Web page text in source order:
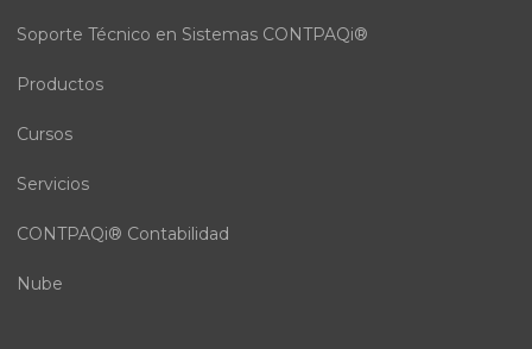
Soporte Técnico en Sistemas CONTPAQi®
Productos
Cursos
Servicios
CONTPAQi® Contabilidad
Nube